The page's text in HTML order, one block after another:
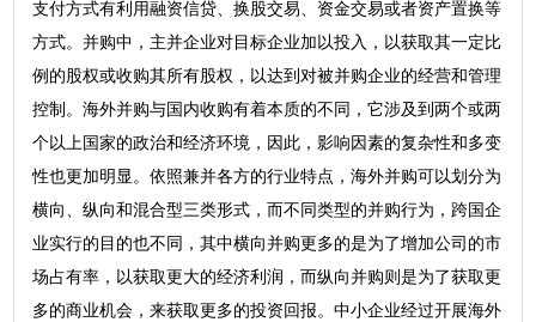
支付方式有利用融资信贷、换股交易、资金交易或者资产置换等
方式。并购中，主并企业对目标企业加以投入，以获取其一定比
例的股权或收购其所有股权，以达到对被并购企业的经营和管理
控制。海外并购与国内收购有着本质的不同，它涉及到两个或两
个以上国家的政治和经济环境，因此，影响因素的复杂性和多变
性也更加明显。依照兼并各方的行业特点，海外并购可以划分为
横向、纵向和混合型三类形式，而不同类型的并购行为，跨国企
业实行的目的也不同，其中横向并购更多的是为了增加公司的市
场占有率，以获取更大的经济利润，而纵向并购则是为了获取更
多的商业机会，来获取更多的投资回报。中小企业经过开展海外